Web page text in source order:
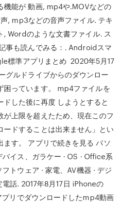
機能が 動画, mp4や.MOVなどの
, mp3などの音声ファイル. テキ
, Wordのような文書ファイル. ス
事も読んでみる：. Androidスマ
標準アプリまとめ 2020年5月17
グルドライブからのダウンロー
困っています。 mp4ファイルを
ドした後に再度 しようとすると
が上限を超えたため、現在このフ
ードすることは出来ません」とい
ます。 アプリで続きを見る パソ
バイス、ガラケー · OS · Office系
トウェア · 家電、AV機器 · デジ
電話. 2017年8月17日 iPhoneの
リでダウンロードしたmp4動画